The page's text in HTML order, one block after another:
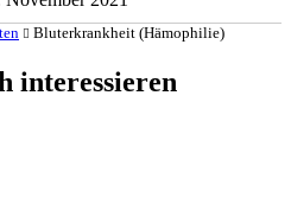
Bluterkrankheit (Hämophilie)
interessieren